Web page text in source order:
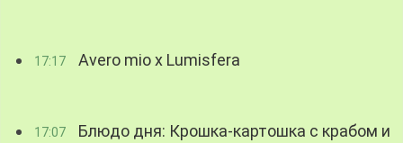
17:17 Avero mio x Lumisfera
17:07
Блюдо дня: Крошка-картошка с крабом и